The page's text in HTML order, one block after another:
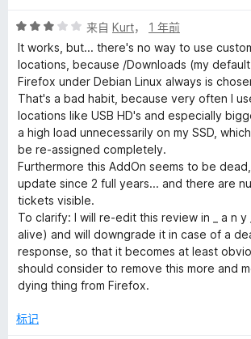
/
5
评
分
3
/
5
来自 Kurt， 1 年前
It works, but... there's no way to use
locations, because /Downloads (my
Firefox under Debian Linux always is
That's a bad habit, because very often I
locations like USB HD's and especially
a high load unnecessarily on my SSD,
be re-assigned completely.
Furthermore this AddOn seems to be
update since 2 full years... and there are
tickets visible.
To clarify: I will re-edit this review in _ a n
alive) and will downgrade it in case of a
response, so that it becomes at least
should consider to remove this more and
dying thing from Firefox.
标记